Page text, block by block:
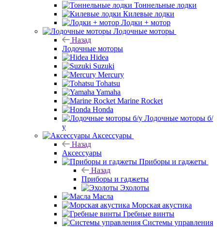
Тоннельные лодки
Килевые лодки
Лодки + мотор
Лодочные моторы
Назад
Лодочные моторы
Hidea
Suzuki
Mercury
Tohatsu
Yamaha
Marine Rocket
Honda
Лодочные моторы б/
у
Аксессуары
Назад
Аксессуары
Приборы и гаджеты
Назад
Приборы и гаджеты
Эхолоты
Масла
Морская акустика
Гребные винты
Системы управления